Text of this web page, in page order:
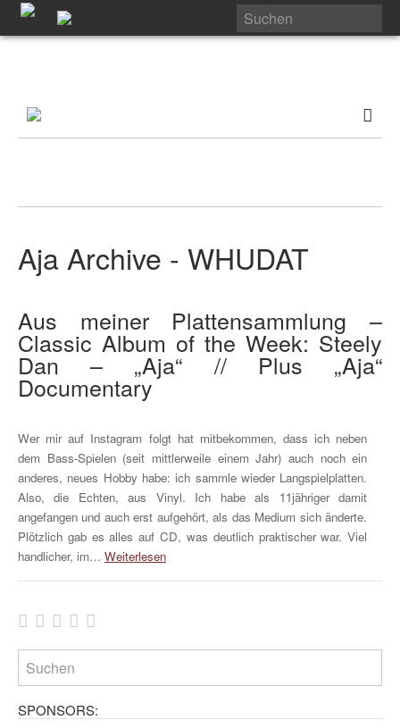
Aja Archive - WHUDAT
Aus meiner Plattensammlung –
Classic Album of the Week: Steely
Dan – „Aja“ // Plus „Aja“
Documentary
Wer mir auf Instagram folgt hat mitbekommen, dass ich neben
dem Bass-Spielen (seit mittlerweile einem Jahr) auch noch ein
anderes, neues Hobby habe: ich sammle wieder Langspielplatten.
Also, die Echten, aus Vinyl. Ich habe als 11jähriger damit
angefangen und auch erst aufgehört, als das Medium sich änderte.
Plötzlich gab es alles auf CD, was deutlich praktischer war. Viel
handlicher, im… Weiterlesen
SPONSORS: